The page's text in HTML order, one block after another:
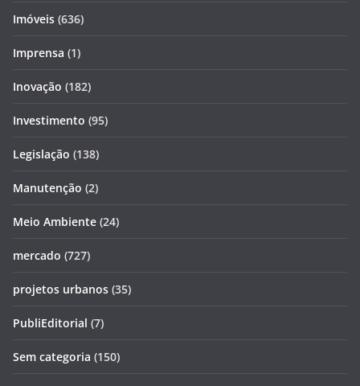
Imóveis (636)
Imprensa (1)
Inovação (182)
Investimento (95)
Legislação (138)
Manutenção (2)
Meio Ambiente (24)
mercado (727)
projetos urbanos (35)
PubliEditorial (7)
Sem categoria (150)